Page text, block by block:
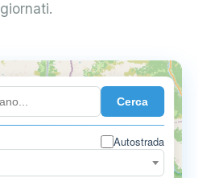
Cerca
Autostrada
0.899 €